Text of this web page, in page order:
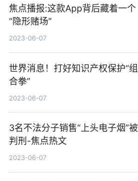
焦点播报:这款App背后藏着一个
“隐形赌场”
2023-06-07
世界消息！打好知识产权保护“组
合拳”
2023-06-07
3名不法分子销售“上头电子烟”被
判刑-焦点热文
2023-06-07